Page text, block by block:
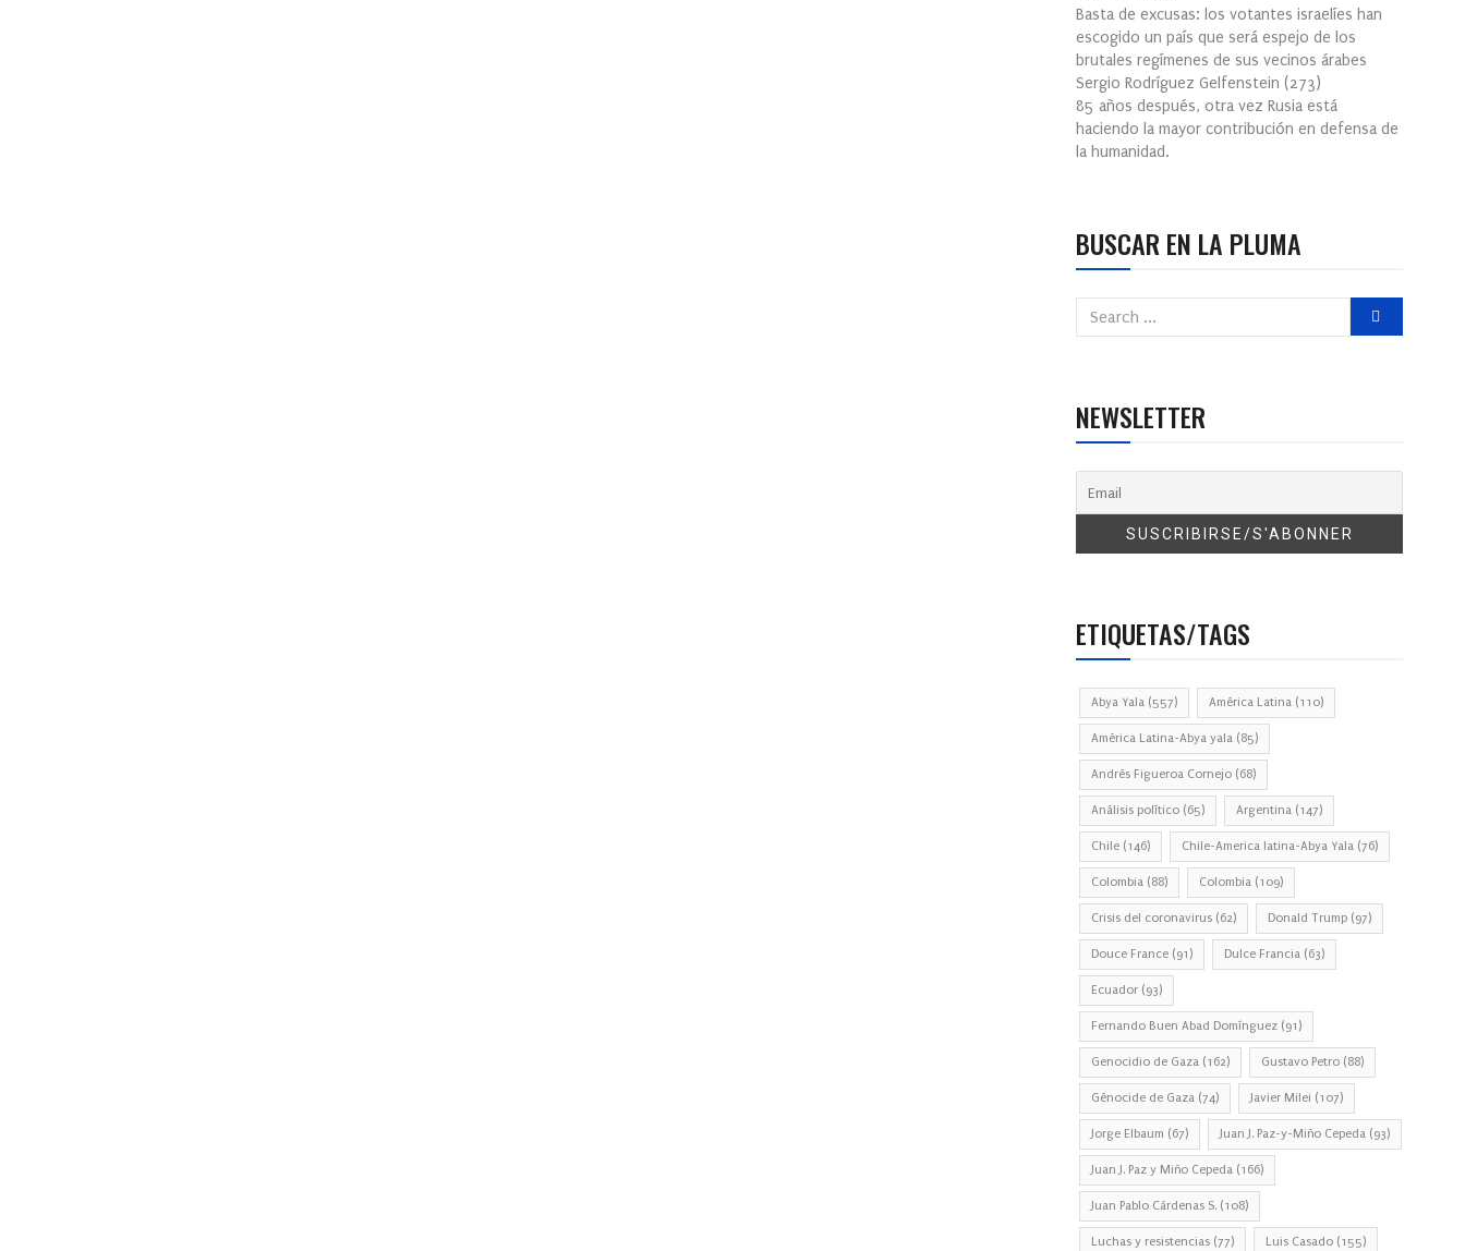
Basta de excusas: los votantes israelíes han
escogido un país que será espejo de los
brutales regímenes de sus vecinos árabes
Sergio Rodríguez Gelfenstein (273)
85 años después, otra vez Rusia está
haciendo la mayor contribución en defensa de
la humanidad.
BUSCAR EN LA PLUMA
NEWSLETTER
ETIQUETAS/TAGS
Abya Yala (557) América Latina (110)
América Latina-Abya yala (85)
Andrés Figueroa Cornejo (68)
Análisis político (65) Argentina (147)
Chile (146) Chile-America latina-Abya Yala (76)
Colombia (88) Colombia (109)
Crisis del coronavirus (62) Donald Trump (97)
Douce France (91) Dulce Francia (63)
Ecuador (93)
Fernando Buen Abad Domínguez (91)
Genocidio de Gaza (162) Gustavo Petro (88)
Génocide de Gaza (74) Javier Milei (107)
Jorge Elbaum (67) Juan J. Paz-y-Miño Cepeda (93)
Juan J. Paz y Miño Cepeda (166)
Juan Pablo Cárdenas S. (108)
Luchas y resistencias (77) Luis Casado (155)